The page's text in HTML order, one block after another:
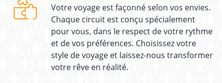
Votre voyage est façonné selon vos envies.
Chaque circuit est conçu spécialement
pour vous, dans le respect de votre rythme
et de vos préférences. Choisissez votre
style de voyage et laissez-nous transformer
votre rêve en réalité.